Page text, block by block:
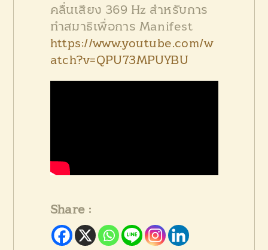
คลื่นเสียง 369 Hz สำหรับการ
ทำสมาธิเพื่อการ Manifest
https://www.youtube.com/w
atch?v=QPU73MPUYBU
Share :